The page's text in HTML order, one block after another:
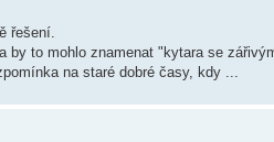
řešení.
by to mohlo znamenat "kytara se
na staré dobré časy, kdy ...